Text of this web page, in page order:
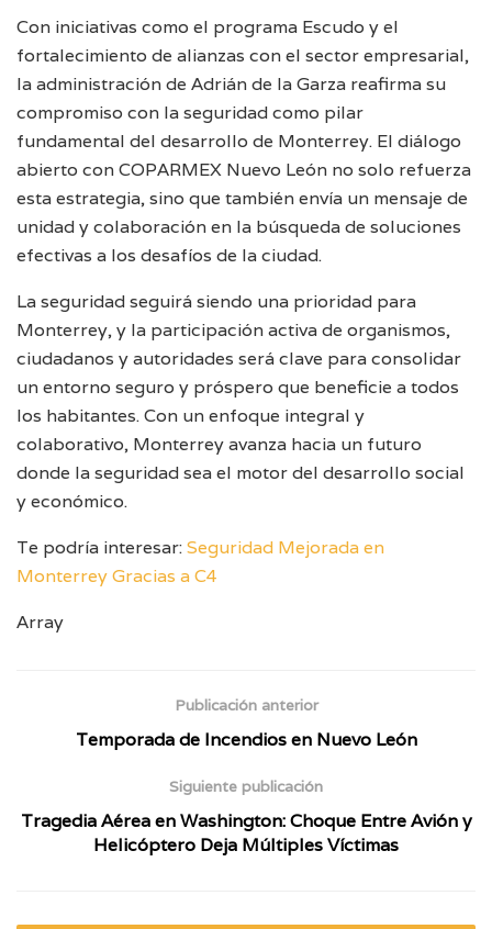
Con iniciativas como el programa Escudo y el
fortalecimiento de alianzas con el sector empresarial,
la administración de Adrián de la Garza reafirma su
compromiso con la seguridad como pilar
fundamental del desarrollo de Monterrey. El diálogo
abierto con COPARMEX Nuevo León no solo refuerza
esta estrategia, sino que también envía un mensaje de
unidad y colaboración en la búsqueda de soluciones
efectivas a los desafíos de la ciudad.
La seguridad seguirá siendo una prioridad para
Monterrey, y la participación activa de organismos,
ciudadanos y autoridades será clave para consolidar
un entorno seguro y próspero que beneficie a todos
los habitantes. Con un enfoque integral y
colaborativo, Monterrey avanza hacia un futuro
donde la seguridad sea el motor del desarrollo social
y económico.
Te podría interesar:Seguridad Mejorada en
Monterrey Gracias a C4
Array
Publicación anterior
Temporada de Incendios en Nuevo León
Siguiente publicación
Tragedia Aérea en Washington: Choque Entre Avión y
Helicóptero Deja Múltiples Víctimas